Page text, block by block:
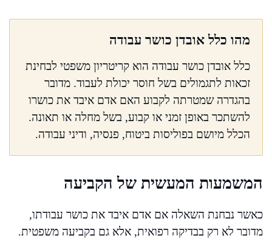
מהו כלל אובדן כושר עבודה
כלל אובדן כושר עבודה הוא קריטריון משפטי לבחינת
זכאות לתגמולים בשל חוסר יכולת לעבוד. מדובר
בהגדרה שמטרתה לקבוע האם אדם איבד את כושרו
להשתכר באופן זמני או קבוע, בשל מחלה או תאונה.
הכלל מיושם בפוליסות ביטוח, פנסיה, ודיני עבודה.
המשמעות המעשית של הקביעה
כאשר נבחנת השאלה אם אדם איבד את כושר עבודתו,
מדובר לא רק בבדיקה רפואית, אלא גם בקביעה משפטית.